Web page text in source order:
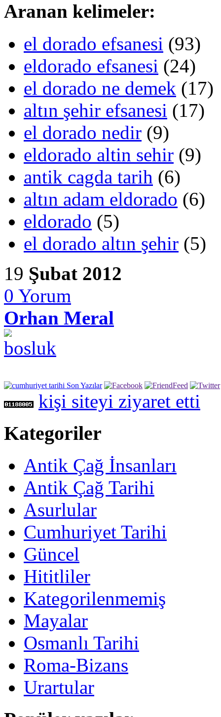
Aranan kelimeler:
el dorado efsanesi (93)
eldorado efsanesi (24)
el dorado ne demek (17)
altın şehir efsanesi (17)
el dorado nedir (9)
eldorado altin sehir (9)
antik cagda tarih (6)
altın adam eldorado (6)
eldorado (5)
el dorado altın şehir (5)
19 Şubat 2012
0 Yorum
Orhan Meral
kişi siteyi ziyaret etti
Kategoriler
Antik Çağ İnsanları
Antik Çağ Tarihi
Asurlular
Cumhuriyet Tarihi
Güncel
Hititliler
Kategorilenmemiş
Mayalar
Osmanlı Tarihi
Roma-Bizans
Urartular